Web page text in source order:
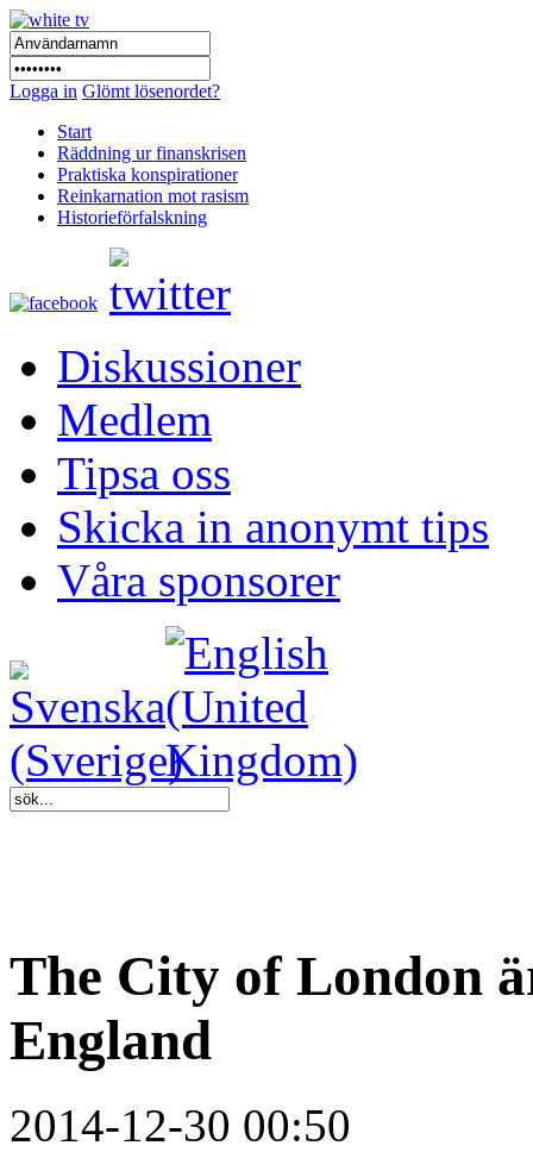
Logga in Glömt lösenordet?
Start
Räddning ur finanskrisen
Praktiska konspirationer
Reinkarnation mot rasism
Historieförfalskning
Diskussioner
Medlem
Tipsa oss
Skicka in anonymt tips
Våra sponsorer
The City of London
England
2014-12-30 00:50